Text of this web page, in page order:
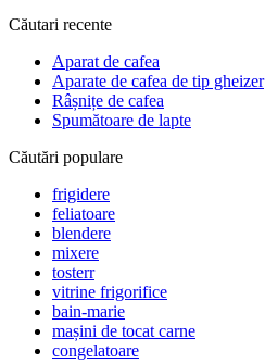
Căutari recente
Aparat de cafea
Aparate de cafea de tip gheizer
Râșnițe de cafea
Spumătoare de lapte
Căutări populare
frigidere
feliatoare
blendere
mixere
tosterr
vitrine frigorifice
bain-marie
mașini de tocat carne
congelatoare